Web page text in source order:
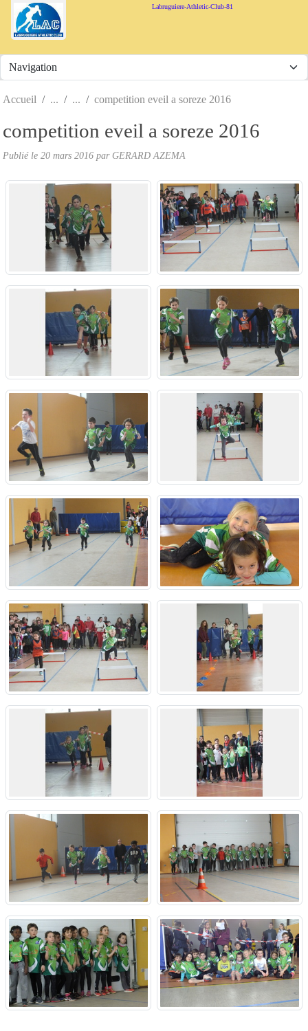
Labruguiere-Athletic-Club-81
Accueil competition eveil a soreze 2016
competition eveil a soreze 2016
Publié le 20 mars 2016 parGERARD AZEMA
Panneau de gestion des cookies